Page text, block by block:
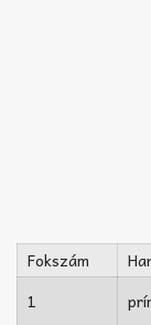
Fokszám
1